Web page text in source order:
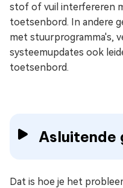
stof of vuil interfereren
toetsenbord. In andere
met stuurprogramma's,
systeemupdates ook
toetsenbord.
Asluitende
Dat is hoe je het